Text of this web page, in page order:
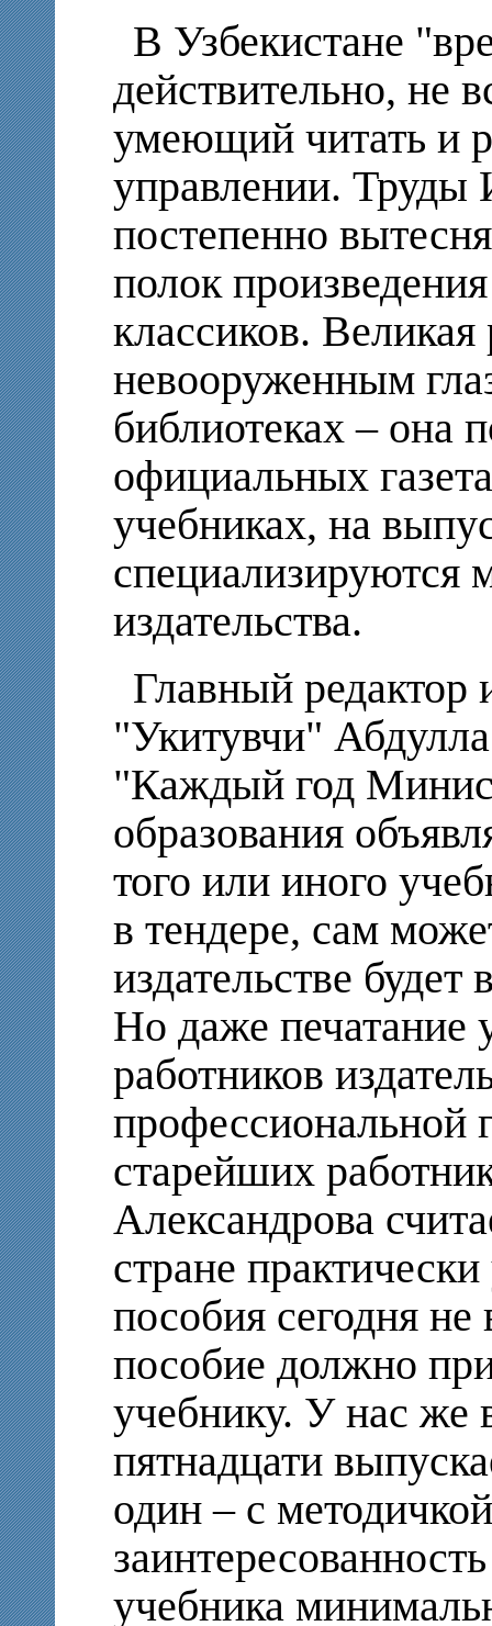
В Узбекистане
действительно, не
умеющий читать и
управлении. Труды
постепенно
полок
классиков.
невооруженным
библиотеках – она
официальных
учебниках, на
специализируются
издательства.
Главный редактор
"Укитувчи"
"Каждый год
образования
того или иного
в тендере, сам
издательстве
Но даже печатание
работников
профессиональной
старейших
Александрова
стране
пособия сегодня не
пособие должно
учебнику. У нас же
пятнадцати
один – с
учебника